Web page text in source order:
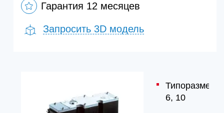
Гарантия 12 месяцев
Запросить 3D модель
Типоразмер
6, 10